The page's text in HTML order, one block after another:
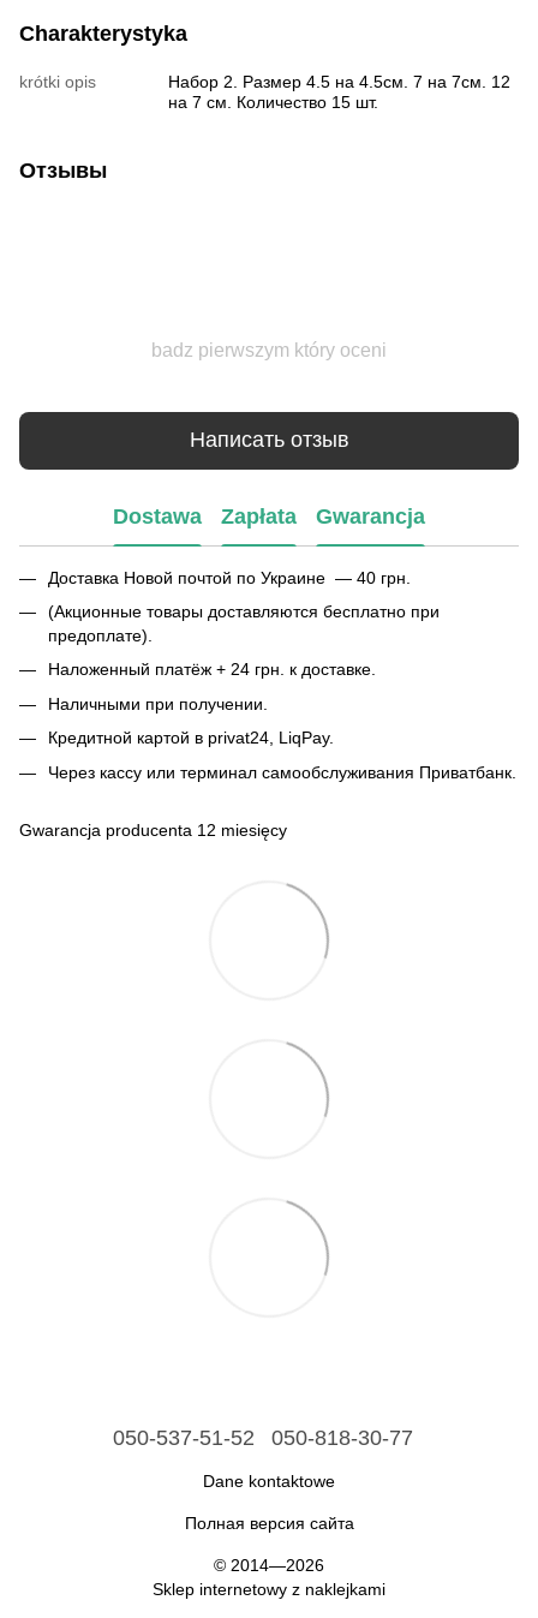
Charakterystyka
krótki opis
Набор 2. Размер 4.5 на 4.5см. 7 на 7см. 12
на 7 см. Количество 15 шт.
Отзывы
badz pierwszym który oceni
Написать отзыв
Dostawa Zapłata Gwarancja
Доставка Новой почтой по Украине — 40 грн.
(Акционные товары доставляются бесплатно при
предоплате).
Наложенный платёж + 24 грн. к доставке.
Наличными при получении.
Кредитной картой в privat24, LiqPay.
Через кассу или терминал самообслуживания Приватбанк.
Gwarancja producenta 12 miesięcy
050-537-51-52 050-818-30-77
Dane kontaktowe
Полная версия сайта
© 2014—2026
Sklep internetowy z naklejkami